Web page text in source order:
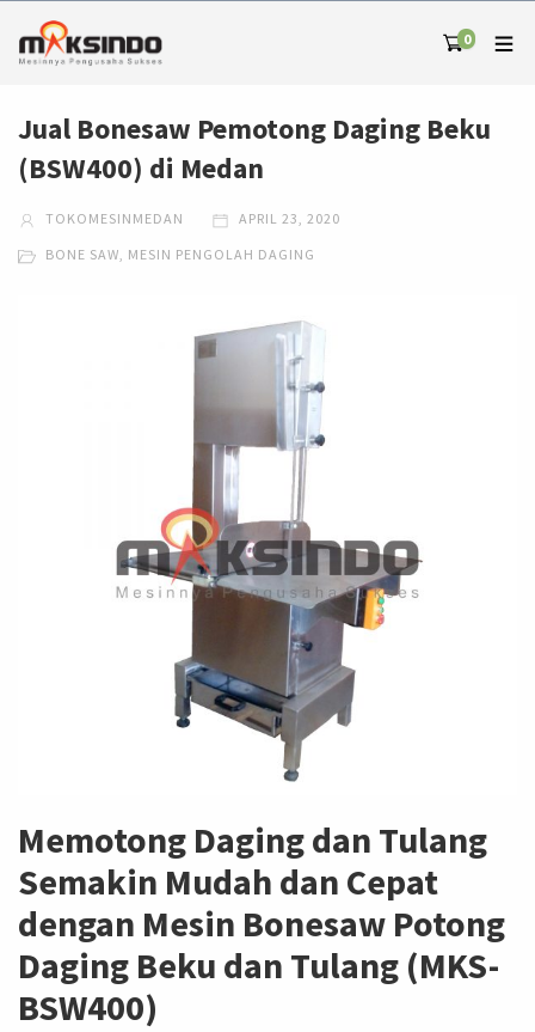
0
Jual Bonesaw Pemotong Daging Beku
(BSW400) di Medan
TOKOMESINMEDAN APRIL 23, 2020
BONE SAW, MESIN PENGOLAH DAGING
Memotong Daging dan Tulang
Semakin Mudah dan Cepat
dengan Mesin Bonesaw Potong
Daging Beku dan Tulang (MKS-
BSW400)